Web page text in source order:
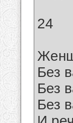
24
Без
Без
Без